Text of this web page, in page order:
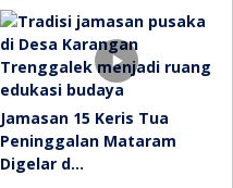
Jamasan 15 Keris Tua
Peninggalan Mataram
Digelar d…